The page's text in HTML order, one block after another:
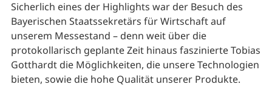
Sicherlich eines der Highlights war der Besuch des
Bayerischen Staatssekretärs für Wirtschaft auf
unserem Messestand – denn weit über die
protokollarisch geplante Zeit hinaus faszinierte Tobias
Gotthardt die Möglichkeiten, die unsere Technologien
bieten, sowie die hohe Qualität unserer Produkte.